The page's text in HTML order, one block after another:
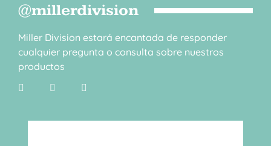
@millerdivision
Miller Division estará encantada de responder
cualquier pregunta o consulta sobre nuestros
productos